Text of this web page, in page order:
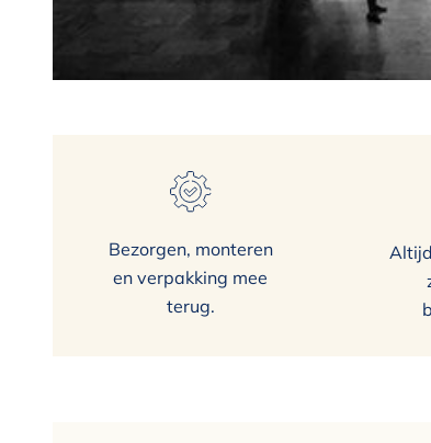
Bezorgen, monteren
en verpakking mee
terug.